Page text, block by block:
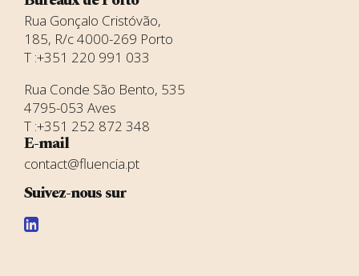
Rua Gonçalo Cristóvão,
185, R/c 4000-269 Porto
T :+351 220 991 033
Rua Conde São Bento, 535
4795-053 Aves
T :+351 252 872 348
E-mail
contact@fluencia.pt
Suivez-nous sur